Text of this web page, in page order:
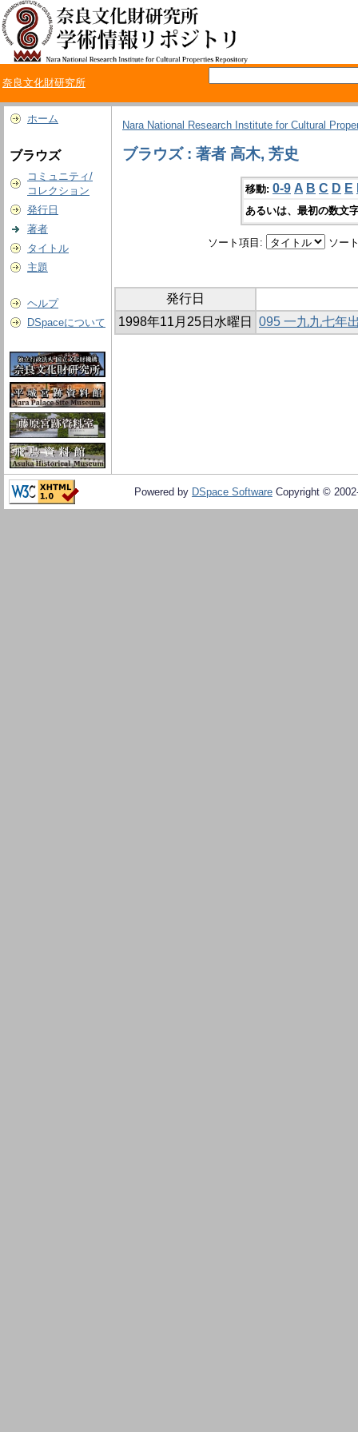
奈良文化財研究所
ホーム
ブラウズ
コミュニティ/
コレクション
発行日
著者
タイトル
主題
ヘルプ
DSpaceについて
Nara National Research Institute for Cultural
ブラウズ : 著者 高木, 芳史
移動: 0-9 A B C D E
あるいは、最初の数文
ソート項目: ソー
発行日
1998年11月25日水曜日
095 一九九七年
Powered by DSpace Software Copyright ©